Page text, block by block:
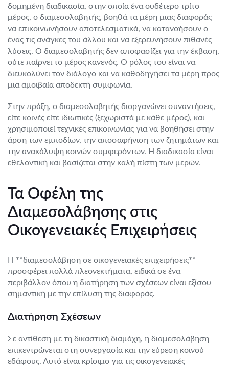
δομημένη διαδικασία, στην οποία ένα ουδέτερο τρίτο
μέρος, ο διαμεσολαβητής, βοηθά τα μέρη μιας διαφοράς
να επικοινωνήσουν αποτελεσματικά, να κατανοήσουν ο
ένας τις ανάγκες του άλλου και να εξερευνήσουν πιθανές
λύσεις. Ο διαμεσολαβητής δεν αποφασίζει για την έκβαση,
ούτε παίρνει το μέρος κανενός. Ο ρόλος του είναι να
διευκολύνει τον διάλογο και να καθοδηγήσει τα μέρη προς
μια αμοιβαία αποδεκτή συμφωνία.
Στην πράξη, ο διαμεσολαβητής διοργανώνει συναντήσεις,
είτε κοινές είτε ιδιωτικές (ξεχωριστά με κάθε μέρος), και
χρησιμοποιεί τεχνικές επικοινωνίας για να βοηθήσει στην
άρση των εμποδίων, την αποσαφήνιση των ζητημάτων και
την ανακάλυψη κοινών συμφερόντων. Η διαδικασία είναι
εθελοντική και βασίζεται στην καλή πίστη των μερών.
Τα Οφέλη της
Διαμεσολάβησης στις
Οικογενειακές Επιχειρήσεις
Η **διαμεσολάβηση σε οικογενειακές επιχειρήσεις**
προσφέρει πολλά πλεονεκτήματα, ειδικά σε ένα
περιβάλλον όπου η διατήρηση των σχέσεων είναι εξίσου
σημαντική με την επίλυση της διαφοράς.
Διατήρηση Σχέσεων
Σε αντίθεση με τη δικαστική διαμάχη, η διαμεσολάβηση
επικεντρώνεται στη συνεργασία και την εύρεση κοινού
εδάφους. Αυτό είναι κρίσιμο για τις οικογενειακές